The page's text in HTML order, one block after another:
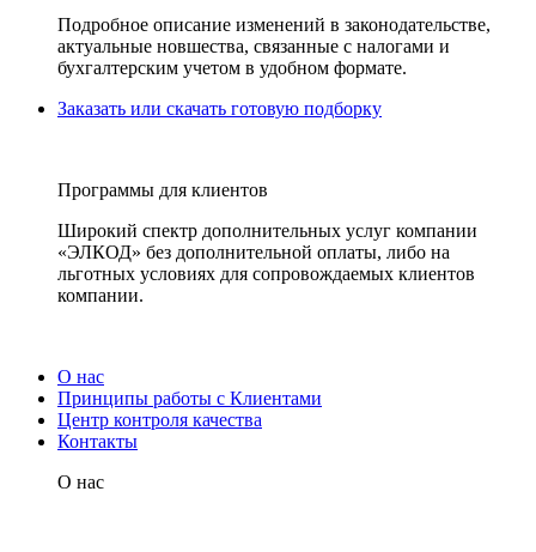
Подробное описание изменений в законодательстве,
актуальные новшества, связанные с налогами и
бухгалтерским учетом в удобном формате.
Заказать или скачать готовую подборку
Программы для клиентов
Широкий спектр дополнительных услуг компании
«ЭЛКОД» без дополнительной оплаты, либо на
льготных условиях для сопровождаемых клиентов
компании.
О нас
Принципы работы с Клиентами
Центр контроля качества
Контакты
О нас